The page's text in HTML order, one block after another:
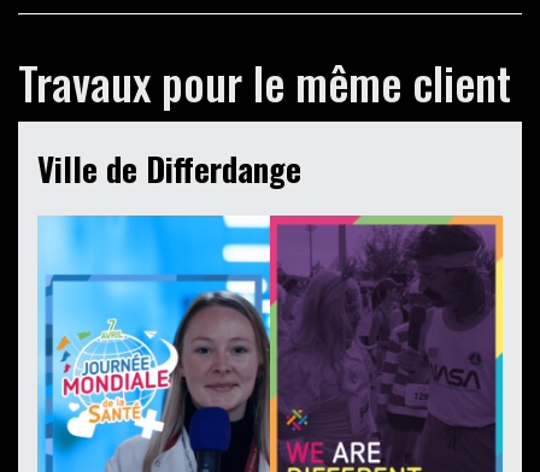
Travaux pour le même client
Ville de Differdange